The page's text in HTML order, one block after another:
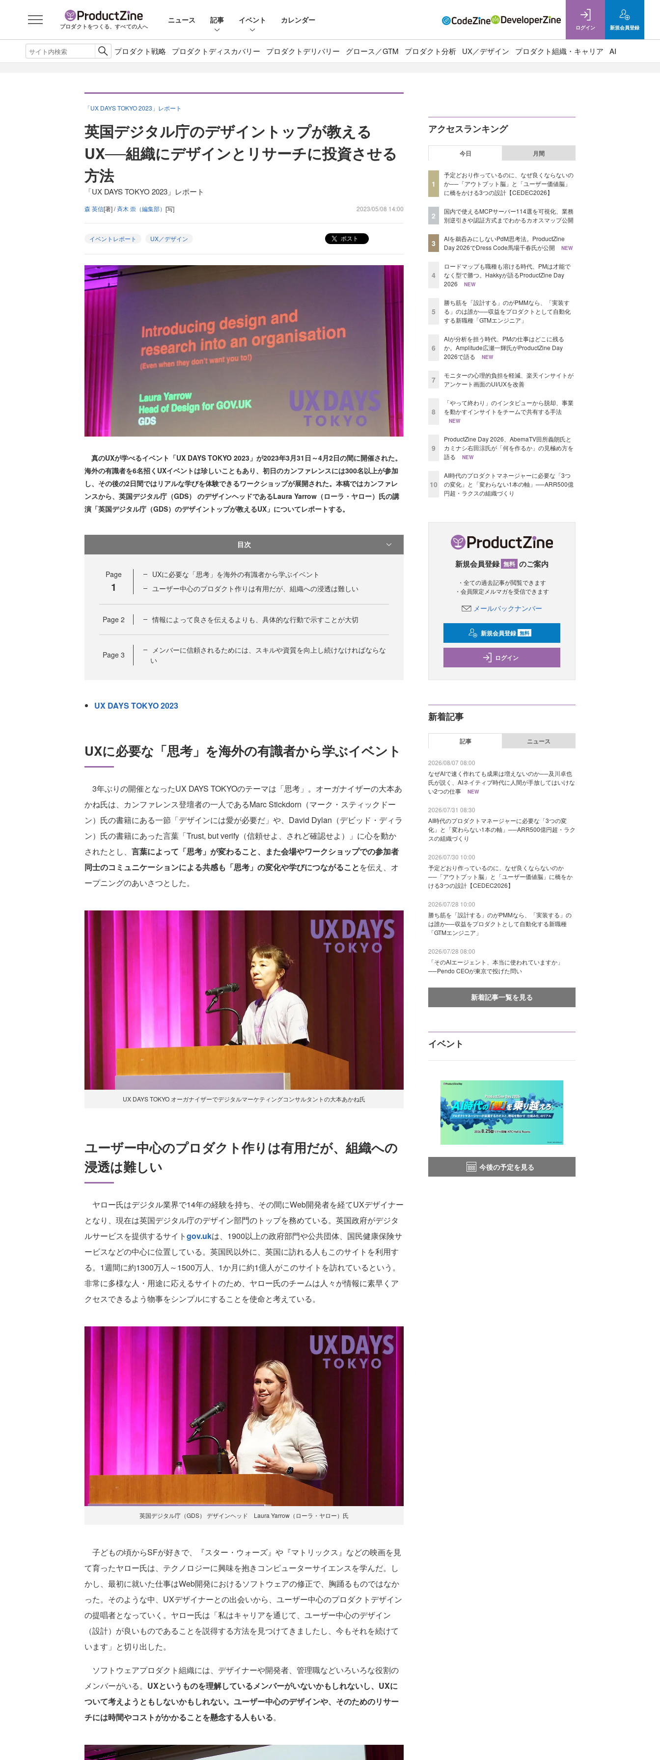
プロダクトをつくる、すべての人へ
ニュース 記事 イベント カレンダー
ログイン 新規会員登録
プロダクト戦略 プロダクトディスカバリー プロダクトデリバリー グロース／GTM プロダクト分析 UX／デザイン プロダクト組織・キャリア AI
「UX DAYS TOKYO 2023」レポート
英国デジタル庁のデザイントップが教える
UX──組織にデザインとリサーチに投資させる
方法
「UX DAYS TOKYO 2023」レポート
森 英信[著] /斉木 崇（編集部） [写] 2023/05/08 14:00
イベントレポート UX／デザイン ポスト
真のUXが学べるイベント「UX DAYS TOKYO 2023」が2023年3月31日～4月2日の間に開催された。
海外の有識者を6名招くUXイベントは珍しいこともあり、初日のカンファレンスには300名以上が参加
し、その後の2日間ではリアルな学びを体験できるワークショップが展開された。本稿ではカンファレ
ンスから、英国デジタル庁（GDS） のデザインヘッドであるLaura Yarrow（ローラ・ヤロー）氏の講
演「英国デジタル庁（GDS）のデザイントップが教えるUX」についてレポートする。
目次
Page
1
UXに必要な「思考」を海外の有識者から学ぶイベント
ユーザー中心のプロダクト作りは有用だが、組織への浸透は難しい
Page 2 情報によって良さを伝えるよりも、具体的な行動で示すことが大切
Page 3
メンバーに信頼されるためには、スキルや資質を向上し続けなければならな
い
UX DAYS TOKYO 2023
UXに必要な「思考」を海外の有識者から学ぶイベント
3年ぶりの開催となったUX DAYS TOKYOのテーマは「思考」。オーガナイザーの大本あ
かね氏は、カンファレンス登壇者の一人であるMarc Stickdorn（マーク・スティックドー
ン）氏の書籍にある一節「デザインには愛が必要だ」や、David Dylan（デビッド・ディラ
ン）氏の書籍にあった言葉「Trust, but verify（信頼せよ、されど確認せよ）」に心を動か
されたとし、 言葉によって「思考」が変わること、また会場やワークショップでの参加者
同士のコミュニケーションによる共感も「思考」の変化や学びにつながることを伝え、オ
ープニングのあいさつとした。
UX DAYS TOKYO オーガナイザーでデジタルマーケティングコンサルタントの大本あかね氏
ユーザー中心のプロダクト作りは有用だが、組織への
浸透は難しい
ヤロー氏はデジタル業界で14年の経験を持ち、その間にWeb開発者を経てUXデザイナー
となり、現在は英国デジタル庁のデザイン部門のトップを務めている。英国政府がデジタ
ルサービスを提供するサイトgov.ukは、1900以上の政府部門や公共団体、国民健康保険サ
ービスなどの中心に位置している。英国民以外に、英国に訪れる人もこのサイトを利用す
る。1週間に約1300万人～1500万人、1か月に約1億人がこのサイトを訪れているという。
非常に多様な人・用途に応えるサイトのため、ヤロー氏のチームは人々が情報に素早くア
クセスできるよう物事をシンプルにすることを使命と考えている。
英国デジタル庁（GDS） デザインヘッド Laura Yarrow（ローラ・ヤロー）氏
子どもの頃からSFが好きで、『スター・ウォーズ』や『マトリックス』などの映画を見
て育ったヤロー氏は、テクノロジーに興味を抱きコンピューターサイエンスを学んだ。し
かし、最初に就いた仕事はWeb開発におけるソフトウェアの修正で、胸踊るものではなか
った。そのような中、UXデザイナーとの出会いから、ユーザー中心のプロダクトデザイン
の提唱者となっていく。ヤロー氏は「私はキャリアを通じて、ユーザー中心のデザイン
（設計）が良いものであることを説得する方法を見つけてきましたし、今もそれを続けて
います」と切り出した。
ソフトウェアプロダクト組織には、デザイナーや開発者、管理職などいろいろな役割の
メンバーがいる。 UXというものを理解しているメンバーがいないかもしれないし、UXに
ついて考えようともしないかもしれない。ユーザー中心のデザインや、そのためのリサー
チには時間やコストがかかることを懸念する人もいる。
アクセスランキング
今日 月間
1
予定どおり作っているのに、なぜ良くならないの
か──「アウトプット脳」と「ユーザー価値脳」
に橋をかける3つの設計【CEDEC2026】
2
国内で使えるMCPサーバー114選を可視化、業務
別逆引きや認証方式までわかるカオスマップ公開
3
AIを鵜呑みにしないPdM思考法。ProductZine
Day 2026でDress Code馬場千春氏が公開
NEW
4
ロードマップも職種も溶ける時代、PMは才能で
なく型で勝つ。Hakkyが語るProductZine Day
2026
NEW
5
勝ち筋を「設計する」のがPMMなら、「実装す
る」のは誰か──収益をプロダクトとして自動化
する新職種「GTMエンジニア」
6
AIが分析を担う時代、PMの仕事はどこに残る
か。Amplitude広瀬一輝氏がProductZine Day
2026で語る
NEW
7
モニターの心理的負担を軽減、楽天インサイトが
アンケート画面のUI/UXを改善
8
「やって終わり」のインタビューから脱却、事業
を動かすインサイトをチームで共有する手法
NEW
9
ProductZine Day 2026、AbemaTV田所義朗氏と
カミナシ右田涼氏が「何を作るか」の見極め方を
語る
NEW
10
AI時代のプロダクトマネージャーに必要な「3つ
の変化」と「変わらない1本の軸」──ARR500億
円超・ラクスの組織づくり
新規会員登録 無料 のご案内
・全ての過去記事が閲覧できます
・会員限定メルマガを受信できます
メールバックナンバー
新規会員登録 無料
ログイン
新着記事
記事 ニュース
2026/08/07 08:00
なぜAIで速く作れても成果は増えないのか──及川卓也
氏が説く、AIネイティブ時代に人間が手放してはいけな
い2つの仕事
NEW
2026/07/31 08:30
AI時代のプロダクトマネージャーに必要な「3つの変
化」と「変わらない1本の軸」──ARR500億円超・ラク
スの組織づくり
2026/07/30 10:00
予定どおり作っているのに、なぜ良くならないのか
──「アウトプット脳」と「ユーザー価値脳」に橋をか
ける3つの設計【CEDEC2026】
2026/07/28 10:00
勝ち筋を「設計する」のがPMMなら、「実装する」の
は誰か──収益をプロダクトとして自動化する新職種
「GTMエンジニア」
2026/07/28 08:00
「そのAIエージェント、本当に使われていますか」
──Pendo CEOが東京で投げた問い
新着記事一覧を見る
イベント
今後の予定を見る